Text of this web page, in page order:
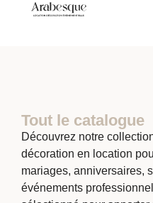
Tout le catalogue
Découvrez notre
décoration en location
mariages, anniversaires,
événements